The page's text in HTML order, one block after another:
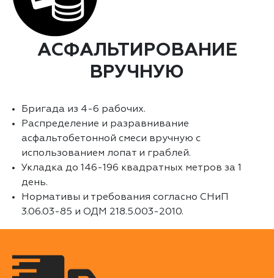
АСФАЛЬТИРОВАНИЕ
ВРУЧНУЮ
Бригада из 4-6 рабочих.
Распределение и разравнивание
асфальтобетонной смеси вручную с
использованием лопат и граблей.
Укладка до 146-196 квадратных метров за 1
день.
Нормативы и требования согласно СНиП
3.06.03-85 и ОДМ 218.5.003-2010.